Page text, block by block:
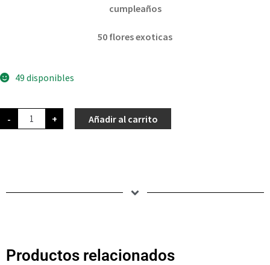
cumpleaños
50 flores exoticas
49 disponibles
- + Añadir al carrito
Productos relacionados